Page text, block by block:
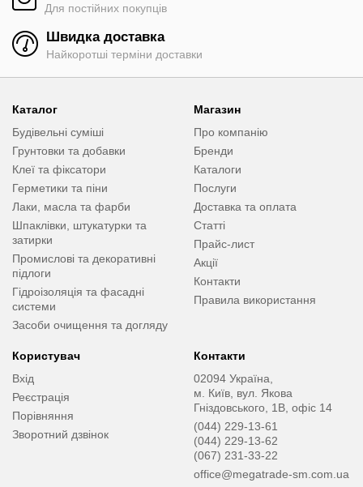
Для постійних покупців
Швидка доставка
Найкоротші терміни доставки
Каталог
Будівельні суміші
Грунтовки та добавки
Клеї та фіксатори
Герметики та піни
Лаки, масла та фарби
Шпаклівки, штукатурки та
затирки
Промислові та декоративні
підлоги
Гідроізоляція та фасадні
системи
Засоби очищення та догляду
Магазин
Про компанію
Бренди
Каталоги
Послуги
Доставка та оплата
Статті
Прайс-лист
Акції
Контакти
Правила використання
Користувач
Вхід
Реєстрація
Порівняння
Зворотний дзвінок
Контакти
02094 Україна,
м. Київ, вул. Якова
Гніздовського, 1В, офіс 14
(044) 229-13-61
(044) 229-13-62
(067) 231-33-22
office@megatrade-sm.com.ua